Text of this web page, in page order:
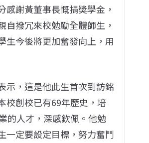
感謝黃董事長慨捐奬學金，
自撥冗來校勉勵全體師生，
生今後將更加奮發向上，用
示，這是他此生首次到訪銘
校創校已有69年歷史，培
的人才，深感欽佩。他勉
一定要設定目標，努力奮鬥